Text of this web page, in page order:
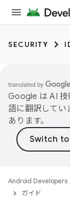
SECURITY
Google は AI 技
語に翻訳してい
あります。
Android Developers
ガイド